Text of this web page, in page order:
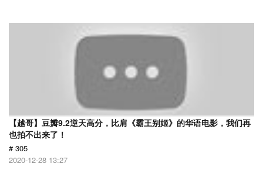
【越哥】豆瓣9.2逆天高分，比肩《霸王别姬》的华语电影，我们再
也拍不出来了！
# 305
2020-12-28 13:27